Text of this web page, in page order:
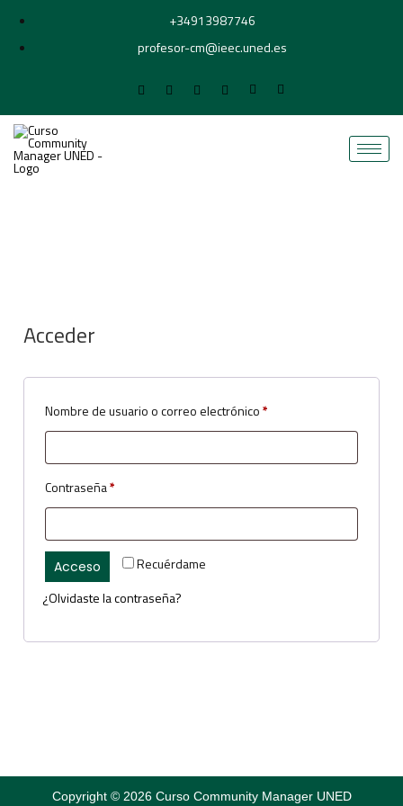
+34913987746
profesor-cm@ieec.uned.es
Acceder
Nombre de usuario o correo electrónico*
Contraseña*
Recuérdame
Acceso
¿Olvidaste la contraseña?
Copyright © 2026 Curso Community Manager UNED